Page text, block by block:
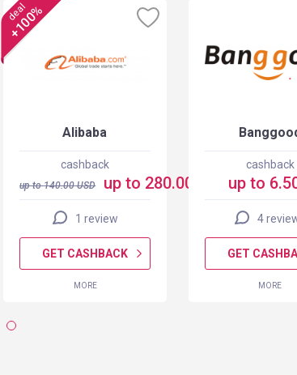
deal
+100%
Alibaba
cashback
up to140.00USD up to 280.00 USD
1 review
GET CASHBACK
MORE
cashback
up to
4
GET
MORE